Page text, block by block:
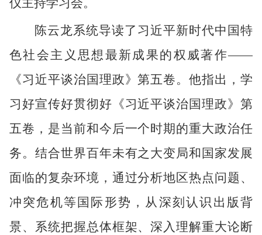
仪主持学习会。
陈云龙系统导读了习近平新时代中国特
色社会主义思想最新成果的权威著作——
《习近平谈治国理政》第五卷。他指出，学
习好宣传好贯彻好《习近平谈治国理政》第
五卷，是当前和今后一个时期的重大政治任
务。结合世界百年未有之大变局和国家发展
面临的复杂环境，通过分析地区热点问题、
冲突危机等国际形势，从深刻认识出版背
景、系统把握总体框架、深入理解重大论断